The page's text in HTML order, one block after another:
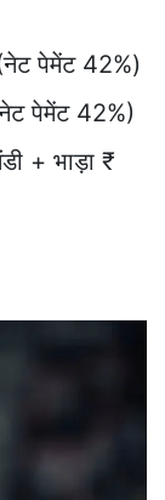
पेमेंट 42%)
पेमेंट 42%)
+ भाड़ा ₹